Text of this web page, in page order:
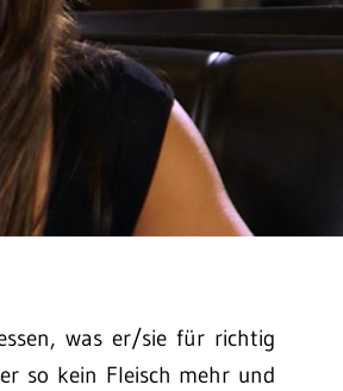
was er/sie für richtig
so kein Fleisch mehr und